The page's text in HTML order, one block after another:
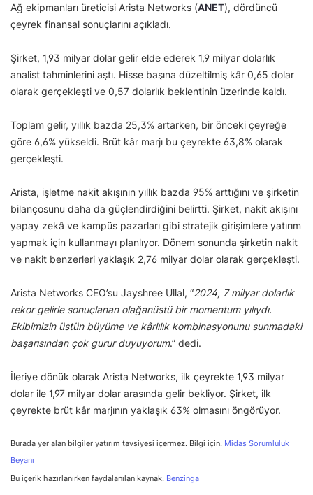
Ağ ekipmanları üreticisi Arista Networks (ANET), dördüncü
çeyrek finansal sonuçlarını açıkladı.
Şirket, 1,93 milyar dolar gelir elde ederek 1,9 milyar dolarlık
analist tahminlerini aştı. Hisse başına düzeltilmiş kâr 0,65 dolar
olarak gerçekleşti ve 0,57 dolarlık beklentinin üzerinde kaldı.
Toplam gelir, yıllık bazda 25,3% artarken, bir önceki çeyreğe
göre 6,6% yükseldi. Brüt kâr marjı bu çeyrekte 63,8% olarak
gerçekleşti.
Arista, işletme nakit akışının yıllık bazda 95% arttığını ve şirketin
bilançosunu daha da güçlendirdiğini belirtti. Şirket, nakit akışını
yapay zekâ ve kampüs pazarları gibi stratejik girişimlere yatırım
yapmak için kullanmayı planlıyor. Dönem sonunda şirketin nakit
ve nakit benzerleri yaklaşık 2,76 milyar dolar olarak gerçekleşti.
Arista Networks CEO’su Jayshree Ullal, “2024, 7 milyar dolarlık
rekor gelirle sonuçlanan olağanüstü bir momentum yılıydı.
Ekibimizin üstün büyüme ve kârlılık kombinasyonunu sunmadaki
başarısından çok gurur duyuyorum.” dedi.
İleriye dönük olarak Arista Networks, ilk çeyrekte 1,93 milyar
dolar ile 1,97 milyar dolar arasında gelir bekliyor. Şirket, ilk
çeyrekte brüt kâr marjının yaklaşık 63% olmasını öngörüyor.
Burada yer alan bilgiler yatırım tavsiyesi içermez. Bilgi için: Midas Sorumluluk
Beyanı
Bu içerik hazırlanırken faydalanılan kaynak: Benzinga